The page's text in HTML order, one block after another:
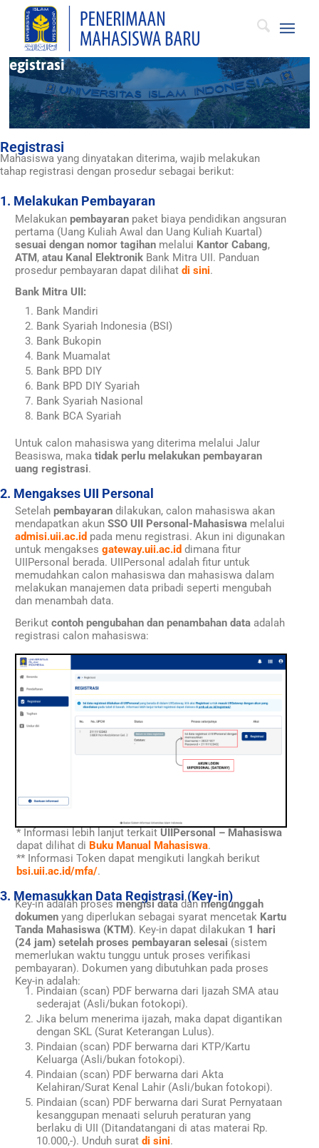
Registrasi
Registrasi
Mahasiswa yang dinyatakan diterima, wajib melakukan
tahap registrasi dengan prosedur sebagai berikut:
1. Melakukan Pembayaran
Melakukan pembayaran paket biaya pendidikan angsuran
pertama (Uang Kuliah Awal dan Uang Kuliah Kuartal)
sesuai dengan nomor tagihan melalui Kantor Cabang,
ATM, atau Kanal Elektronik Bank Mitra UII. Panduan
prosedur pembayaran dapat dilihat di sini.
Bank Mitra UII:
Bank Mandiri
Bank Syariah Indonesia (BSI)
Bank Bukopin
Bank Muamalat
Bank BPD DIY
Bank BPD DIY Syariah
Bank Syariah Nasional
Bank BCA Syariah
Untuk calon mahasiswa yang diterima melalui Jalur
Beasiswa, maka tidak perlu melakukan pembayaran
uang registrasi.
2. Mengakses UII Personal
Setelah pembayaran dilakukan, calon mahasiswa akan
mendapatkan akun SSO UII Personal-Mahasiswa melalui
admisi.uii.ac.id pada menu registrasi. Akun ini digunakan
untuk mengakses gateway.uii.ac.id dimana fitur
UIIPersonal berada. UIIPersonal adalah fitur untuk
memudahkan calon mahasiswa dan mahasiswa dalam
melakukan manajemen data pribadi seperti mengubah
dan menambah data.
Berikut contoh pengubahan dan penambahan data adalah
registrasi calon mahasiswa:
* Informasi lebih lanjut terkait UIIPersonal – Mahasiswa
dapat dilihat di Buku Manual Mahasiswa.
** Informasi Token dapat mengikuti langkah berikut
bsi.uii.ac.id/mfa/.
3. Memasukkan Data Registrasi (Key-in)
Key-in adalah prosesmengisi datadanmengunggah
dokumen yang diperlukan sebagai syarat mencetak Kartu
Tanda Mahasiswa (KTM). Key-in dapat dilakukan 1 hari
(24 jam) setelah proses pembayaran selesai (sistem
memerlukan waktu tunggu untuk proses verifikasi
pembayaran). Dokumen yang dibutuhkan pada proses
Key-in adalah:
Pindaian (scan) PDF berwarna dari Ijazah SMA atau
sederajat (Asli/bukan fotokopi).
Jika belum menerima ijazah, maka dapat digantikan
dengan SKL (Surat Keterangan Lulus).
Pindaian (scan) PDF berwarna dari KTP/Kartu
Keluarga (Asli/bukan fotokopi).
Pindaian (scan) PDF berwarna dari Akta
Kelahiran/Surat Kenal Lahir (Asli/bukan fotokopi).
Pindaian (scan) PDF berwarna dari Surat Pernyataan
kesanggupan menaati seluruh peraturan yang
berlaku di UII (Ditandatangani di atas materai Rp.
10.000,-). Unduh surat di sini.